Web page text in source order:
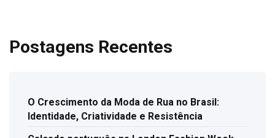
Postagens Recentes
O Crescimento da Moda de Rua no Brasil:
Identidade, Criatividade e Resistência